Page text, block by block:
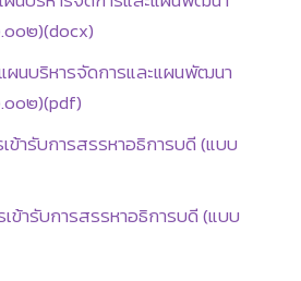
๐๒)(docx)
นบริหารจัดการและแผนพัฒนา
๐๐๒)(pdf)
ข้ารับการสรรหาอธิการบดี (แบบ
ข้ารับการสรรหาอธิการบดี (แบบ